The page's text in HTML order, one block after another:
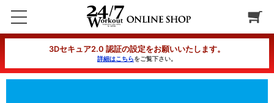
【企業CP】SPボディーデザインコース 4カ月コース 一括
3Dセキュア2.0 認証の設定をお願いいたします。
詳細はこちらをご覧下さい。